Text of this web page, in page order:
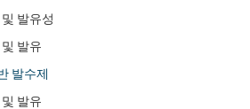
발유성
발유
발수제
발유